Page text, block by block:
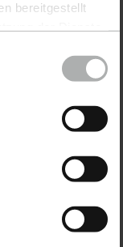
bereitgestellt
unter